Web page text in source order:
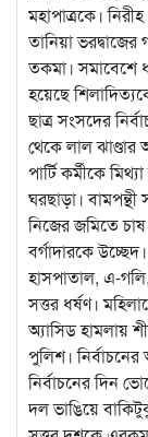
মহাপাত্রকে।
তানিয়া ভরদ্বাজের
তকমা। সমাবেশে
হয়েছে
ছাত্র সংসদের
থেকে লাল
পার্টি কর্মীকে
ঘরছাড়া।
নিজের জমিতে
বর্গাদারকে
হাসপাতাল, এ-
সত্তর ধর্ষণ।
অ্যাসিড হামলায়
পুলিশ।
নির্বাচনের দিন
দল ভাঙিয়ে